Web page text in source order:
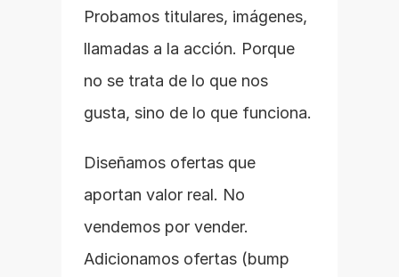
Probamos titulares, imágenes,
llamadas a la acción. Porque
no se trata de lo que nos
gusta, sino de lo que funciona.
Diseñamos ofertas que
aportan valor real. No
vendemos por vender.
Adicionamos ofertas (bump